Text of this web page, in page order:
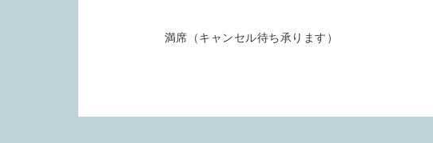
満席（キャンセル待ち承ります）